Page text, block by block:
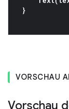
}
VORSCHAU
Vorschau